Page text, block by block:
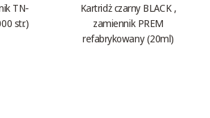
TN-
str.)
Kartridż czarny BLACK ,
zamiennik PREM
refabrykowany (20ml)